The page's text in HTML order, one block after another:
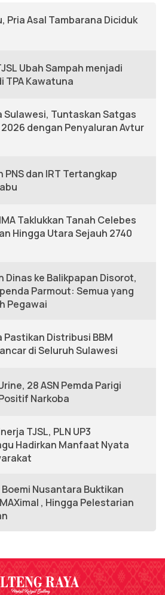
Pria Asal Tambarana Diciduk
Ubah Sampah menjadi
TPA Kawatuna
Sulawesi, Tuntaskan Satgas
dengan Penyaluran Avtur
PNS dan IRT Tertangkap
Taklukkan Tanah Celebes
Hingga Utara Sejauh 2740
Dinas ke Balikpapan Disorot,
Parmout: Semua yang
Pegawai
Pastikan Distribusi BBM
di Seluruh Sulawesi
28 ASN Pemda Parigi
Narkoba
TJSL, PLN UP3
Hadirkan Manfaat Nyata
Boemi Nusantara Buktikan
, Hingga Pelestarian